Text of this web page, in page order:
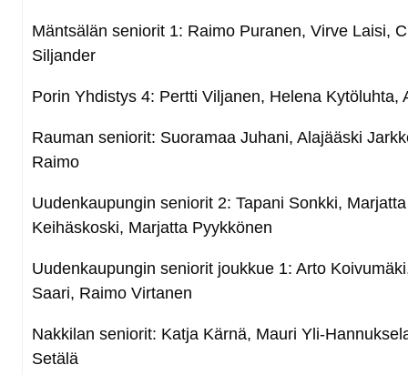
Mäntsälän seniorit 1: Raimo Puranen, Virve Laisi,
Siljander
Porin Yhdistys 4: Pertti Viljanen, Helena Kytöluhta,
Rauman seniorit: Suoramaa Juhani, Alajääski
Raimo
Uudenkaupungin seniorit 2: Tapani Sonkki, Marjatta
Keihäskoski, Marjatta Pyykkönen
Uudenkaupungin seniorit joukkue 1: Arto
Saari, Raimo Virtanen
Nakkilan seniorit: Katja Kärnä, Mauri Yli-
Setälä